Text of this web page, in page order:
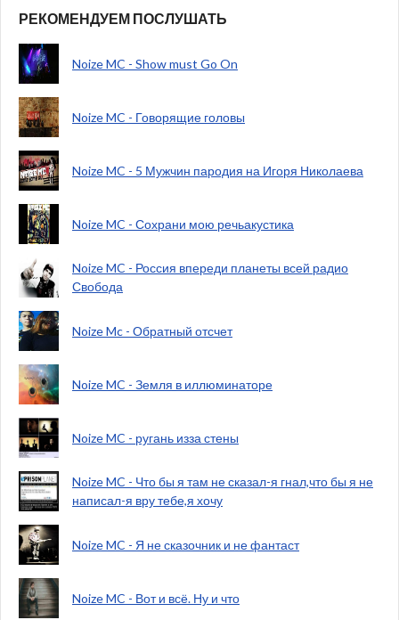
РЕКОМЕНДУЕМ ПОСЛУШАТЬ
Noize MC - Show must Go On
Noize MC - Говорящие головы
Noize MC - 5 Мужчин пародия на Игоря Николаева
Noize MC - Сохрани мою речьакустика
Noize MC - Россия впереди планеты всей радио
Свобода
Noize Mc - Обратный отсчет
Noize MC - Земля в иллюминаторе
Noize MC - ругань изза стены
Noize MC - Что бы я там не сказал-я гнал,что бы я не
написал-я вру тебе,я хочу
Noize MC - Я не сказочник и не фантаст
Noize MC - Вот и всё. Ну и что